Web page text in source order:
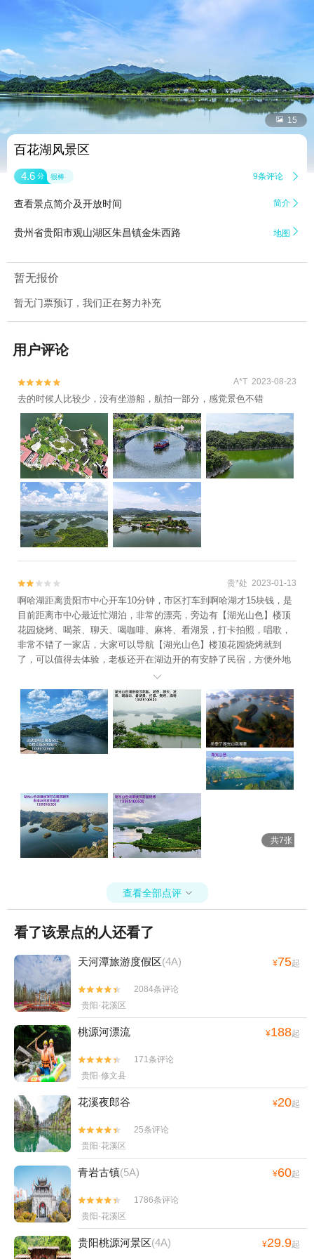
 15
百花湖风景区
4.6 分 很棒 9条评论 
查看景点简介及开放时间 简介 
贵州省贵阳市观山湖区朱昌镇金朱西路 地图 
暂无报价
暂无门票预订，我们正在努力补充
用户评论

 A*T 2023-08-23
去的时候人比较少，没有坐游船，航拍一部分，感觉景色不错

 贵*处 2023-01-13
啊哈湖距离贵阳市中心开车10分钟，市区打车到啊哈湖才15块钱，是
目前距离市中心最近忙湖泊，非常的漂亮，旁边有【湖光山色】楼顶
花园烧烤、喝茶、聊天、喝咖啡、麻将、看湖景，打卡拍照，唱歌，
非常不错了一家店，大家可以导航【湖光山色】楼顶花园烧烤就到
了，可以值得去体验，老板还开在湖边开的有安静了民宿，方便外地
过来避暑了客人，有时候老板还开车送客人去北站坐高铁，你可以给
老板五十块钱就去了，非常方便了。老板的电话1359****500

共7张
查看全部点评 
看了该景点的人还看了
天河潭旅游度假区(4A) ¥75起


2084条评论
贵阳·花溪区
桃源河漂流 ¥188起


171条评论
贵阳·修文县
花溪夜郎谷 ¥20起


25条评论
贵阳·花溪区
青岩古镇(5A) ¥60起


1786条评论
贵阳·花溪区
贵阳桃源河景区(4A) ¥29.9起